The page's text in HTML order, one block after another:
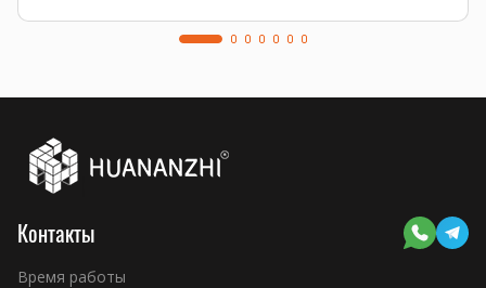
Контакты
Время работы